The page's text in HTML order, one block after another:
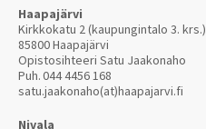
Haapajärvi
Kirkkokatu 2 (kaupungintalo 3. krs.)
85800 Haapajärvi
Opistosihteeri Satu Jaakonaho
Puh.044 4456 168
satu.jaakonaho(at)haapajarvi.fi
Nivala